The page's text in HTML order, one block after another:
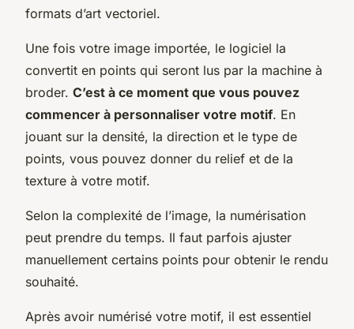
formats d’art vectoriel.
Une fois votre image importée, le logiciel la
convertit en points qui seront lus par la machine à
broder. C’est à ce moment que vous pouvez
commencer à personnaliser votre motif. En
jouant sur la densité, la direction et le type de
points, vous pouvez donner du relief et de la
texture à votre motif.
Selon la complexité de l’image, la numérisation
peut prendre du temps. Il faut parfois ajuster
manuellement certains points pour obtenir le rendu
souhaité.
Après avoir numérisé votre motif, il est essentiel